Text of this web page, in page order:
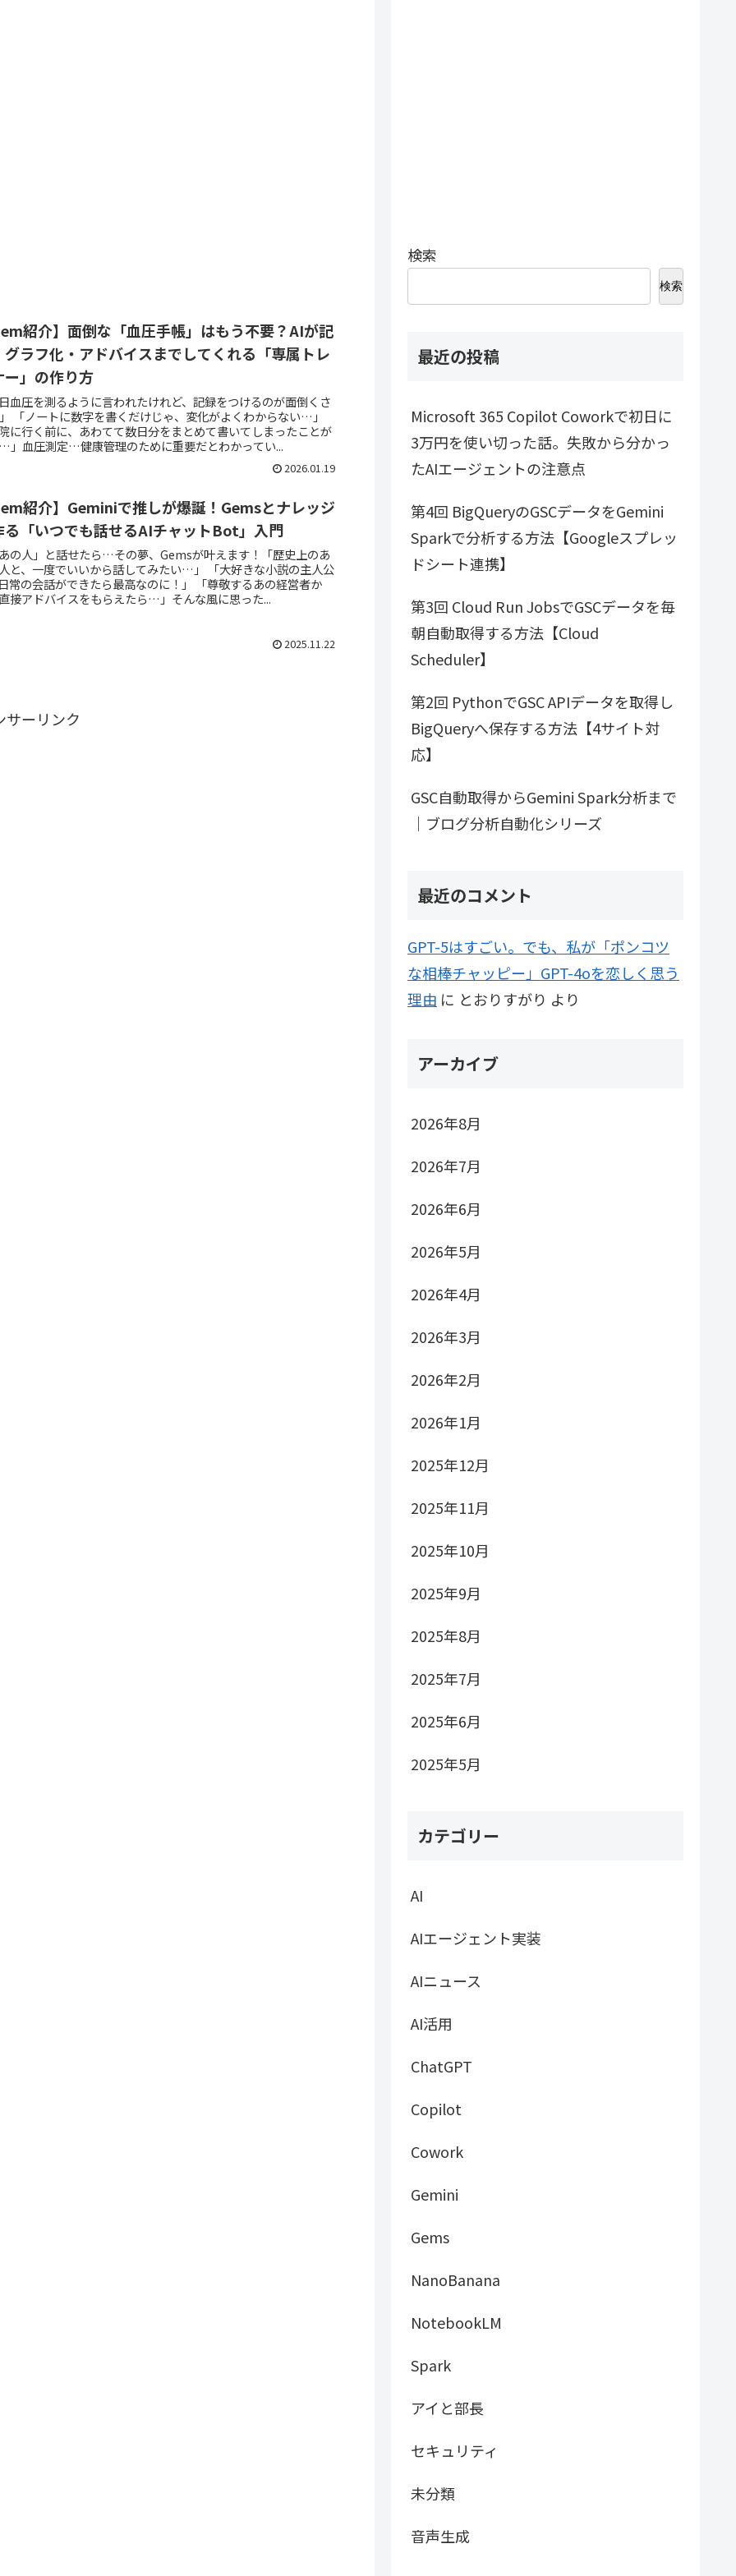
紹介】面倒な「血圧手帳」はもう不要？AIが記
グラフ化・アドバイスまでしてくれる「専属トレ
ー」の作り方
日血圧を測るように言われたけれど、記録をつけるのが面倒くさ
「ノートに数字を書くだけじゃ、変化がよくわからない…」
院に行く前に、あわてて数日分をまとめて書いてしまったことが
」血圧測定…健康管理のために重要だとわかってい...
2026.01.19
紹介】Geminiで推しが爆誕！Gemsとナレッジ
る「いつでも話せるAIチャットBot」入門
の人」と話せたら…その夢、Gemsが叶えます！「歴史上のあ
と、一度でいいから話してみたい…」 「大好きな小説の主人公
常の会話ができたら最高なのに！」 「尊敬するあの経営者か
接アドバイスをもらえたら…」そんな風に思った...
2025.11.22
サーリンク
検索
検索
最近の投稿
Microsoft 365 Copilot Coworkで初日に
3万円を使い切った話。失敗から分かっ
たAIエージェントの注意点
第4回 BigQueryのGSCデータをGemini
Sparkで分析する方法【Googleスプレッ
ドシート連携】
第3回 Cloud Run JobsでGSCデータを毎
朝自動取得する方法【Cloud
Scheduler】
第2回 PythonでGSC APIデータを取得し
BigQueryへ保存する方法【4サイト対
応】
GSC自動取得からGemini Spark分析まで
｜ブログ分析自動化シリーズ
最近のコメント
GPT-5はすごい。でも、私が「ポンコツ
な相棒チャッピー」GPT-4oを恋しく思う
理由 に とおりすがり より
アーカイブ
2026年8月
2026年7月
2026年6月
2026年5月
2026年4月
2026年3月
2026年2月
2026年1月
2025年12月
2025年11月
2025年10月
2025年9月
2025年8月
2025年7月
2025年6月
2025年5月
カテゴリー
AI
AIエージェント実装
AIニュース
AI活用
ChatGPT
Copilot
Cowork
Gemini
Gems
NanoBanana
NotebookLM
Spark
アイと部長
セキュリティ
未分類
音声生成